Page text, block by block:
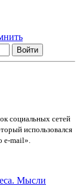
социальных сетей
использовался
e-mail».